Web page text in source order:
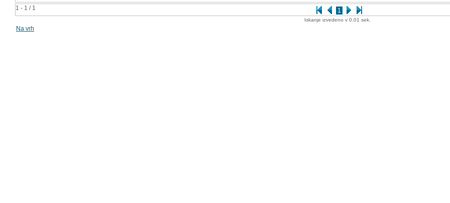
1 - 1 / 1 1
Iskanje izvedeno v 0.01 sek.
Na vrh